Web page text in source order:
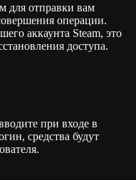
для отправки вам
операции.
аккаунта Steam, это
доступа.
при входе в
средства будут